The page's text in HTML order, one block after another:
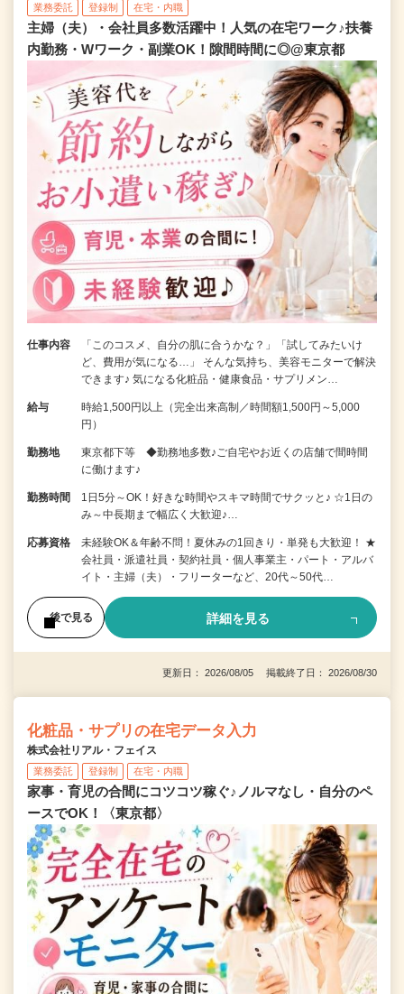
業務委託 登録制 在宅・内職
主婦（夫）・会社員多数活躍中！人気の在宅ワーク♪扶養
内勤務・Wワーク・副業OK！隙間時間に◎@東京都
仕事内容
「このコスメ、自分の肌に合うかな？」「試してみたいけ
ど、費用が気になる…」 そんな気持ち、美容モニターで解決
できます♪ 気になる化粧品・健康食品・サプリメン…
給与
時給1,500円以上（完全出来高制／時間額1,500円～5,000
円）
勤務地
東京都下等 ◆勤務地多数♪ご自宅やお近くの店舗で間時間
に働けます♪
勤務時間
1日5分～OK！好きな時間やスキマ時間でサクッと♪ ☆1日の
み～中長期まで幅広く大歓迎♪…
応募資格
未経験OK＆年齢不問！夏休みの1回きり・単発も大歓迎！ ★
会社員・派遣社員・契約社員・個人事業主・パート・アルバ
イト・主婦（夫）・フリーターなど、20代～50代…
後で見る 詳細を見る
更新日： 2026/08/05 掲載終了日： 2026/08/30
化粧品・サプリの在宅データ入力
株式会社リアル・フェイス
業務委託 登録制 在宅・内職
家事・育児の合間にコツコツ稼ぐ♪ノルマなし・自分のペ
ースでOK！〈東京都〉